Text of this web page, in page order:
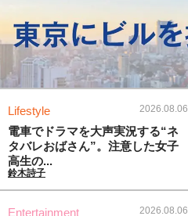
Lifestyle 2026.08.06
電車でドラマを大声実況する“ネ
タバレおばさん”。注意した女子
高生の...
鈴木詩子
Entertainment 2026.08.06